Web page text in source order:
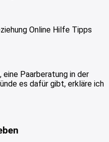
Paarberatung in der
es dafür gibt, erkläre ich